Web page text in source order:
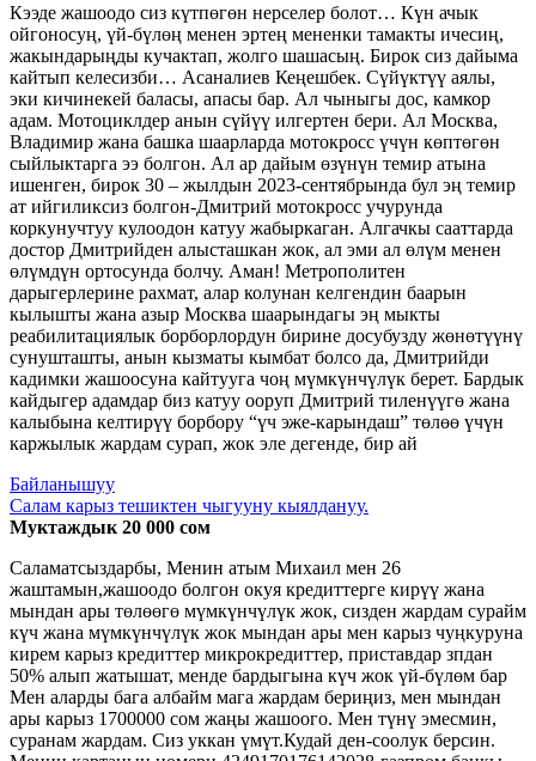
Кээде жашоодо сиз күтпөгөн нерселер болот… Күн ачык
ойгоносуң, үй-бүлөң менен эртең мененки тамакты ичесиң,
жакындарыңды кучактап, жолго шашасың. Бирок сиз дайыма
кайтып келесизби… Асаналиев Кеңешбек. Сүйүктүү аялы,
эки кичинекей баласы, апасы бар. Ал чыныгы дос, камкор
адам. Мотоциклдер анын сүйүү илгертен бери. Ал Москва,
Владимир жана башка шаарларда мотокросс үчүн көптөгөн
сыйлыктарга ээ болгон. Ал ар дайым өзүнүн темир атына
ишенген, бирок 30 – жылдын 2023-сентябрында бул эң темир
ат ийгиликсиз болгон-Дмитрий мотокросс учурунда
коркунучтуу кулоодон катуу жабыркаган. Алгачкы сааттарда
достор Дмитрийден алысташкан жок, ал эми ал өлүм менен
өлүмдүн ортосунда болчу. Аман! Метрополитен
дарыгерлерине рахмат, алар колунан келгендин баарын
кылышты жана азыр Москва шаарындагы эң мыкты
реабилитациялык борборлордун бирине досубузду жөнөтүүнү
сунушташты, анын кызматы кымбат болсо да, Дмитрийди
кадимки жашоосуна кайтууга чоң мүмкүнчүлүк берет. Бардык
кайдыгер адамдар биз катуу ооруп Дмитрий тиленүүгө жана
калыбына келтирүү борбору “үч эже-карындаш” төлөө үчүн
каржылык жардам сурап, жок эле дегенде, бир ай
Байланышуу
Салам карыз тешиктен чыгууну кыялдануу.
Муктаждык 20 000 сом
Саламатсыздарбы, Менин атым Михаил мен 26
жаштамын,жашоодо болгон окуя кредиттерге кирүү жана
мындан ары төлөөгө мүмкүнчүлүк жок, сизден жардам сурайм
күч жана мүмкүнчүлүк жок мындан ары мен карыз чуңкуруна
кирем карыз кредиттер микрокредиттер, приставдар зпдан
50% алып жатышат, менде бардыгына күч жок үй-бүлөм бар
Мен аларды бага албайм мага жардам бериңиз, мен мындан
ары карыз 1700000 сом жаңы жашоого. Мен түнү эмесмин,
суранам жардам. Сиз уккан үмүт.Кудай ден-соолук берсин.